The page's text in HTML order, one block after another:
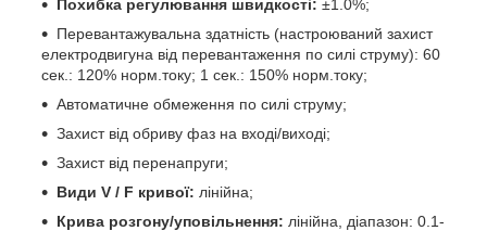
Похибка регулювання швидкості: ±1.0%;
Перевантажувальна здатність (настроюваний захист
електродвигуна від перевантаження по силі струму): 60
сек.: 120% норм.току; 1 сек.: 150% норм.току;
Автоматичне обмеження по силі струму;
Захист від обриву фаз на вході/виході;
Захист від перенапруги;
Види V / F кривої: лінійна;
Крива розгону/уповільнення: лінійна, діапазон: 0.1-